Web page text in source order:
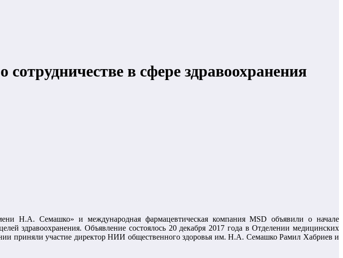
в сфере здравоохранения
Н.А. Семашко» и международная фармацевтическая компания MSD объявили о начале
здравоохранения. Объявление состоялось 20 декабря 2017 года в Отделении медицинских
приняли участие директор НИИ общественного здоровья им. Н.А. Семашко Рамил Хабриев и